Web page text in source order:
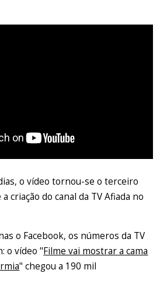
o vídeo tornou-se o terceiro
criação do canal da TV Afiada no
o Facebook, os números da TV
o vídeo "Filme vai mostrar a cama
" chegou a 190 mil